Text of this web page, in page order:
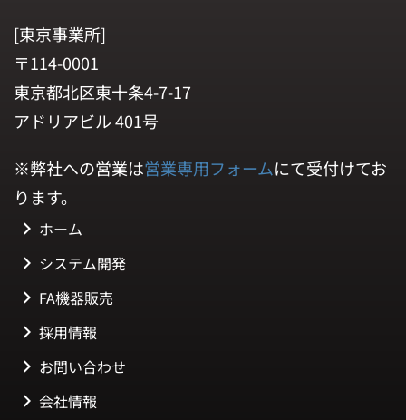
[東京事業所]
〒114-0001
東京都北区東十条4-7-17
アドリアビル 401号
※弊社への営業は営業専用フォームにて受付けてお
ります。
ホーム
システム開発
FA機器販売
採用情報
お問い合わせ
会社情報